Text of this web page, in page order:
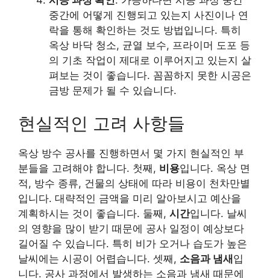
중간에 어떻게 진행되고 있는지 사진이나 연
락을 통해 확인하는 것도 방법입니다. 특히
옥상 바닥 청소, 균열 보수, 프라이머 도포 등
의 기초 작업이 제대로 이루어지고 있는지 살
펴보는 것이 좋습니다. 꼼꼼하지 못한 시공은
금방 문제가 될 수 있습니다.
현실적인 고려 사항들
옥상 방수 공사를 진행하면서 몇 가지 현실적인 부
분들을 고려해야 합니다. 첫째, 비용입니다. 옥상 면
적, 방수 종류, 건물의 상태에 따라 비용이 천차만별
입니다. 대략적인 금액을 미리 알아보시고 예산을
계획하시는 것이 좋습니다. 둘째, 시간입니다. 날씨
의 영향을 많이 받기 때문에 공사 일정이 예상보다
길어질 수 있습니다. 특히 비가 오거나 습도가 높은
날씨에는 시공이 어렵습니다. 셋째, 소음과 냄새 입
니다. 공사 과정에서 발생하는 소음과 냄새 때문에